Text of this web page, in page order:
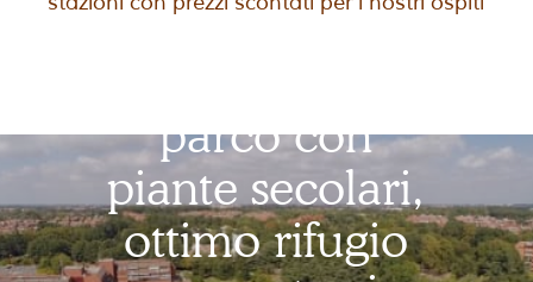
immerso in un
parco con
piante secolari,
ottimo rifugio